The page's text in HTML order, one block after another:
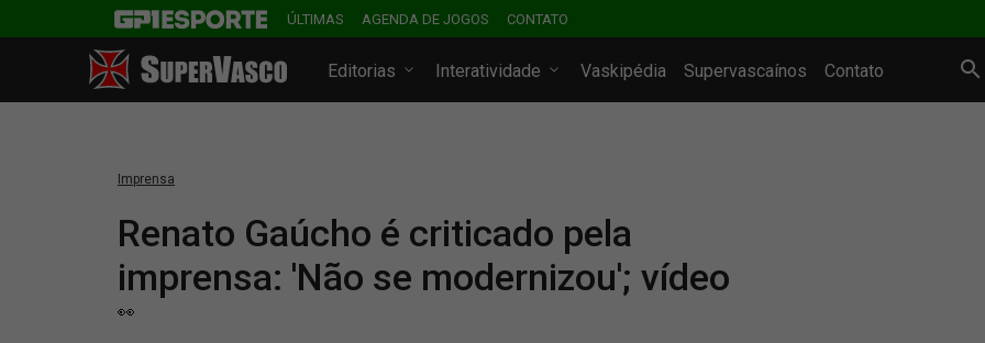
ÚLTIMAS AGENDA DE JOGOS CONTATO
Editorias Interatividade Vaskipédia Supervascaínos Contato
Imprensa
Renato Gaúcho é criticado pela
imprensa: 'Não se modernizou'; vídeo
👀